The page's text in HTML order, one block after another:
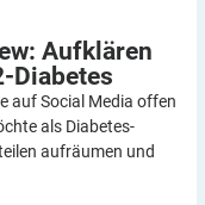
Aufklären
Diabetes
auf Social Media offen
als Diabetes-
aufräumen und